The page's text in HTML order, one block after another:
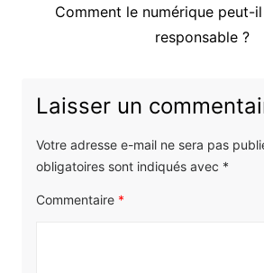
ArticleComment le numérique peut-
responsable ?
Laisser un
Votre adresse e-mail ne sera pas
obligatoires sont indiqués avec *
Commentaire *